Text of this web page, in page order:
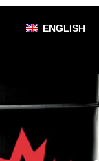
ENGLISH